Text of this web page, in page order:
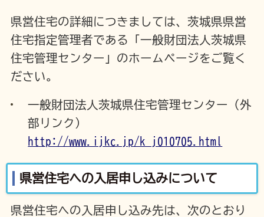
県営住宅の詳細につきましては、茨城県県営
住宅指定管理者である「一般財団法人茨城県
住宅管理センター」のホームページをご覧く
ださい。
一般財団法人茨城県住宅管理センター（外
部リンク）
http://www.ijkc.jp/k_j010705.html
県営住宅への入居申し込みについて
県営住宅への入居申し込み先は、次のとおり